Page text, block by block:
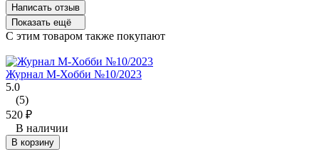
Написать отзыв
Показать ещё
C этим товаром также покупают
Журнал М-Хобби №10/2023
5.0
(5)
520 ₽
В наличии
В корзину